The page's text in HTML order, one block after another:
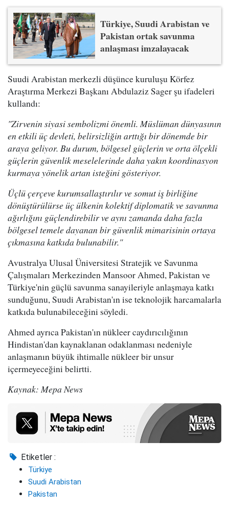
Türkiye, Suudi Arabistan ve
Pakistan ortak savunma
anlaşması imzalayacak
Suudi Arabistan merkezli düşünce kuruluşu Körfez
Araştırma Merkezi Başkanı Abdulaziz Sager şu ifadeleri
kullandı:
"Zirvenin siyasi sembolizmi önemli. Müslüman dünyasının
en etkili üç devleti, belirsizliğin arttığı bir dönemde bir
araya geliyor. Bu durum, bölgesel güçlerin ve orta ölçekli
güçlerin güvenlik meselelerinde daha yakın koordinasyon
kurmaya yönelik artan isteğini gösteriyor.
Üçlü çerçeve kurumsallaştırılır ve somut iş birliğine
dönüştürülürse üç ülkenin kolektif diplomatik ve savunma
ağırlığını güçlendirebilir ve aynı zamanda daha fazla
bölgesel temele dayanan bir güvenlik mimarisinin ortaya
çıkmasına katkıda bulunabilir."
Avustralya Ulusal Üniversitesi Stratejik ve Savunma
Çalışmaları Merkezinden Mansoor Ahmed, Pakistan ve
Türkiye'nin güçlü savunma sanayileriyle anlaşmaya katkı
sunduğunu, Suudi Arabistan'ın ise teknolojik harcamalarla
katkıda bulunabileceğini söyledi.
Ahmed ayrıca Pakistan'ın nükleer caydırıcılığının
Hindistan'dan kaynaklanan odaklanması nedeniyle
anlaşmanın büyük ihtimalle nükleer bir unsur
içermeyeceğini belirtti.
Kaynak: Mepa News
Etiketler :
Türkiye
Suudi Arabistan
Pakistan